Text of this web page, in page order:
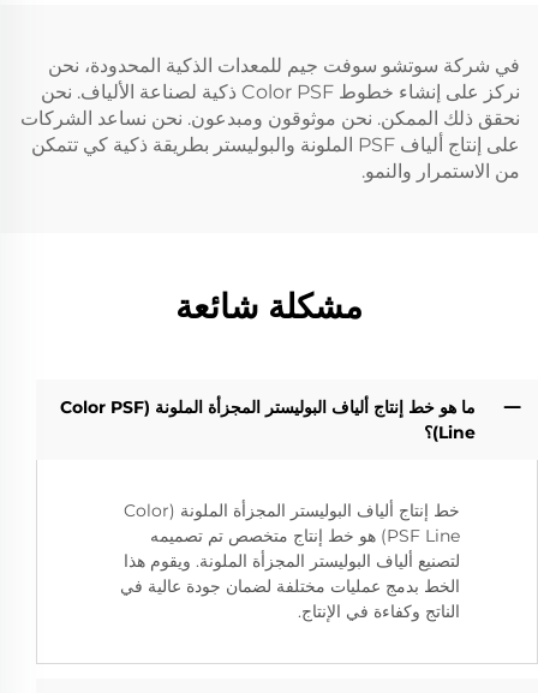
في شركة سوتشو سوفت جيم للمعدات الذكية المحدودة، نحن
نركز على إنشاء خطوط Color PSF ذكية لصناعة الألياف. نحن
نحقق ذلك الممكن. نحن موثوقون ومبدعون. نحن نساعد الشركات
على إنتاج ألياف PSF الملونة والبوليستر بطريقة ذكية كي تتمكن
من الاستمرار والنمو.
مشكلة شائعة
ما هو خط إنتاج ألياف البوليستر المجزأة الملونة (Color PSF
Line)؟
خط إنتاج ألياف البوليستر المجزأة الملونة (Color
PSF Line) هو خط إنتاج متخصص تم تصميمه
لتصنيع ألياف البوليستر المجزأة الملونة. ويقوم هذا
الخط بدمج عمليات مختلفة لضمان جودة عالية في
الناتج وكفاءة في الإنتاج.